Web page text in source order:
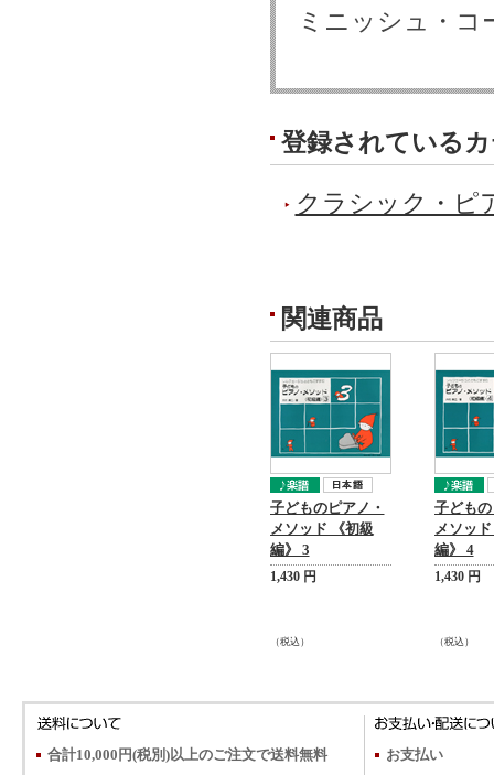
ミニッシュ・コ
登録されている
クラシック・ピ
関連商品
子どものピアノ・
メソッド 《初級
編》 3
1,430 円
（税込）
子ども
メソッ
編》 4
1,430 円
（税込）
合計10,000円(税別)以上のご注文で送料無料
お支払い